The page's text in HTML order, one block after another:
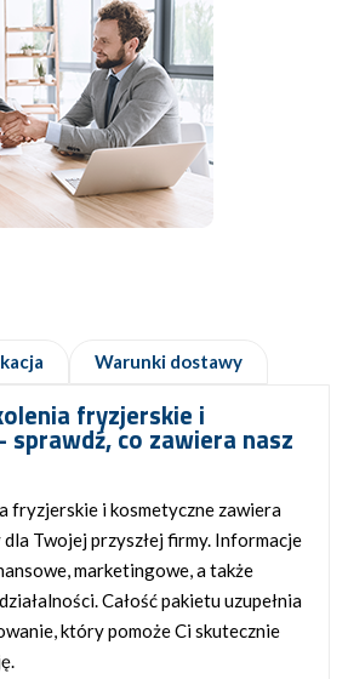
Warunki dostawy
fryzjerskie i
sprawdź, co zawiera nasz
fryzjerskie i kosmetyczne zawiera
dla Twojej przyszłej firmy. Informacje
marketingowe, a także
Całość pakietu uzupełnia
który pomoże Ci skutecznie